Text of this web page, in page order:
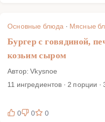
Основные блюда · Мясные
Бургер с говядиной,
козьим сыром
Автор: Vkysnoe
11 ингредиентов · 2 порции ·
0 0 0